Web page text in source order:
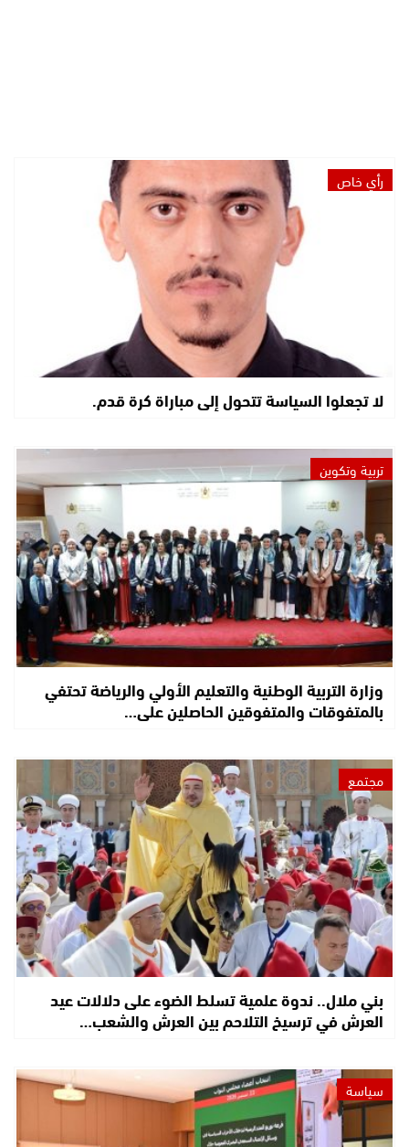
رأي خاص
لا تجعلوا السياسة تتحول إلى مباراة كرة قدم.
تربية وتكوين
وزارة التربية الوطنية والتعليم الأولي والرياضة تحتفي
بالمتفوقات والمتفوقين الحاصلين على…
مجتمع
بني ملال.. ندوة علمية تسلط الضوء على دلالات عيد
العرش في ترسيخ التلاحم بين العرش والشعب…
سياسة